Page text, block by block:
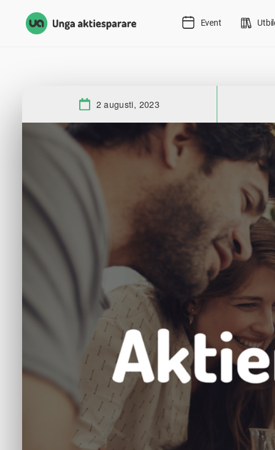
Event
Datum:
2 augusti, 2023